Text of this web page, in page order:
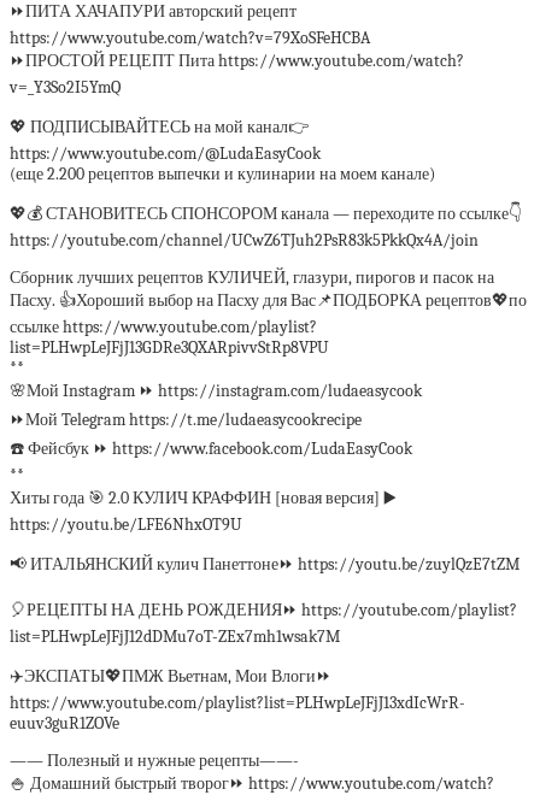
⏩ПИТА ХАЧАПУРИ авторский рецепт
https://www.youtube.com/watch?v=79XoSFeHCBA
⏩ПРОСТОЙ РЕЦЕПТ Пита https://www.youtube.com/watch?
v=_Y3So2I5YmQ
💖 ПОДПИСЫВАЙТЕСЬ на мой канал👉
https://www.youtube.com/@LudaEasyCook
(еще 2.200 рецептов выпечки и кулинарии на моем канале)
💖💰 СТАНОВИТЕСЬ СПОНСОРОМ канала — переходите по ссылке👇
https://youtube.com/channel/UCwZ6TJuh2PsR83k5PkkQx4A/join
Сборник лучших рецептов КУЛИЧЕЙ, глазури, пирогов и пасок на
Пасху. 👍Хороший выбор на Пасху для Вас📌ПОДБОРКА рецептов💖по
ссылке https://www.youtube.com/playlist?
list=PLHwpLeJFjJ13GDRe3QXARpivvStRp8VPU
**
🌸Мой Instagram ⏩ https://instagram.com/ludaeasycook
⏩Мой Telegram https://t.me/ludaeasycookrecipe
☎️ Фейсбук ⏩ https://www.facebook.com/LudaEasyCook
**
Хиты года 🎯 2.0 КУЛИЧ КРАФФИН [новая версия] ▶️
https://youtu.be/LFE6NhxOT9U
📢 ИТАЛЬЯНСКИЙ кулич Панеттоне⏩ https://youtu.be/zuylQzE7tZM
🎈РЕЦЕПТЫ НА ДЕНЬ РОЖДЕНИЯ⏩ https://youtube.com/playlist?
list=PLHwpLeJFjJ12dDMu7oT-ZEx7mh1wsak7M
✈️ЭКСПАТЫ💖ПМЖ Вьетнам, Мои Влоги⏩
https://www.youtube.com/playlist?list=PLHwpLeJFjJ13xdIcWrR-
euuv3guR1ZOVe
—— Полезный и нужные рецепты——-
🍚 Домашний быстрый творог⏩ https://www.youtube.com/watch?